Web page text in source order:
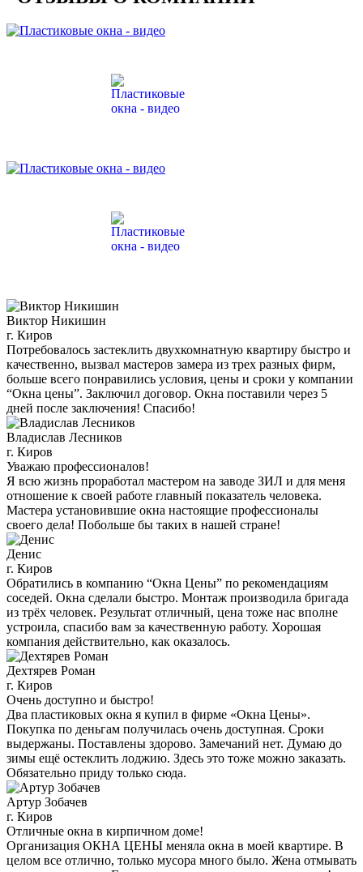
Виктор Никишин
г. Киров
Потребовалось застеклить двухкомнатную квартиру быстро и
качественно, вызвал мастеров замера из трех разных фирм,
больше всего понравились условия, цены и сроки у компании
“Окна цены”. Заключил договор. Окна поставили через 5
дней после заключения! Спасибо!
Владислав Лесников
г. Киров
Уважаю профессионалов!
Я всю жизнь проработал мастером на заводе ЗИЛ и для меня
отношение к своей работе главный показатель человека.
Мастера установившие окна настоящие профессионалы
своего дела! Побольше бы таких в нашей стране!
Денис
г. Киров
Обратились в компанию “Окна Цены” по рекомендациям
соседей. Окна сделали быстро. Монтаж производила бригада
из трёх человек. Результат отличный, цена тоже нас вполне
устроила, спасибо вам за качественную работу. Хорошая
компания действительно, как оказалось.
Дехтярев Роман
г. Киров
Очень доступно и быстро!
Два пластиковых окна я купил в фирме «Окна Цены».
Покупка по деньгам получилась очень доступная. Сроки
выдержаны. Поставлены здорово. Замечаний нет. Думаю до
зимы ещё остеклить лоджию. Здесь это тоже можно заказать.
Обязательно приду только сюда.
Артур Зобачев
г. Киров
Отличные окна в кирпичном доме!
Организация ОКНА ЦЕНЫ меняла окна в моей квартире. В
целом все отлично, только мусора много было. Жена отмывать